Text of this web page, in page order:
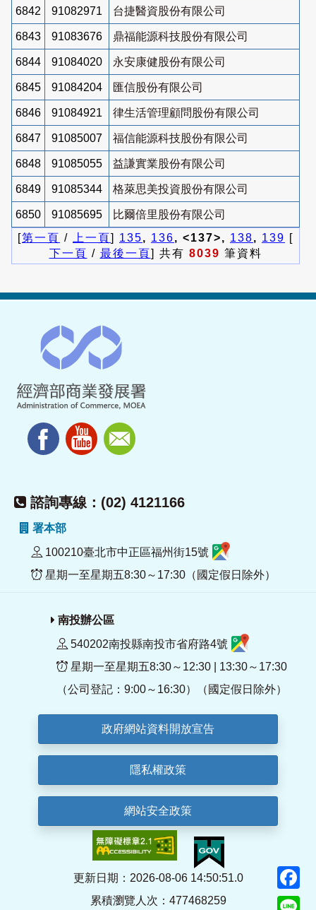
6842 91082971 台捷醫資股份有限公司
6843 91083676 鼎福能源科技股份有限公司
6844 91084020 永安康健股份有限公司
6845 91084204 匯信股份有限公司
6846 91084921 律生活管理顧問股份有限公司
6847 91085007 福信能源科技股份有限公司
6848 91085055 益謙實業股份有限公司
6849 91085344 格萊思美投資股份有限公司
6850 91085695
比爾倍里股份有限公司
[第一頁 / 上一頁] 135, 136, <137>, 138, 139 [
下一頁 / 最後一頁] 共有 8039 筆資料
諮詢專線：(02) 4121166
署本部
100210臺北市中正區福州街15號
星期一至星期五8:30～17:30（國定假日除外）
南投辦公區
540202南投縣南投市省府路4號
星期一至星期五8:30～12:30 | 13:30～17:30
（公司登記：9:00～16:30）（國定假日除外）
政府網站資料開放宣告
隱私權政策
網站安全政策
更新日期：2026-08-06 14:50:51.0
累積瀏覽人次：477468259